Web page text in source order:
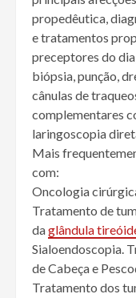
propedêutica,
e tratamentos
preceptores do
biópsia, punção,
cânulas de
complementares
laringoscopia
Mais
com:
Oncologia
Tratamento de
daglândula
Sialoendoscopia.
de Cabeça e
Tratamento dos